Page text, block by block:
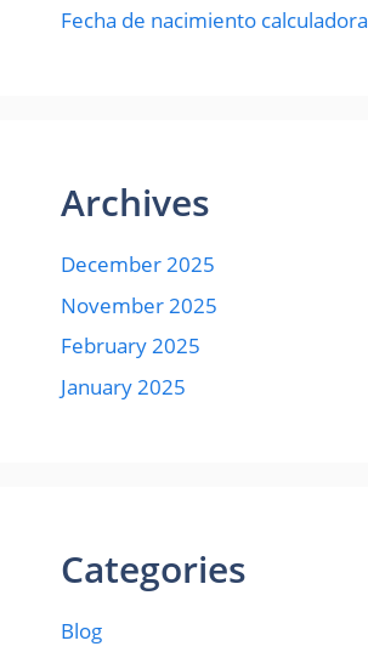
Fecha de nacimiento calculadora
Archives
December 2025
November 2025
February 2025
January 2025
Categories
Blog